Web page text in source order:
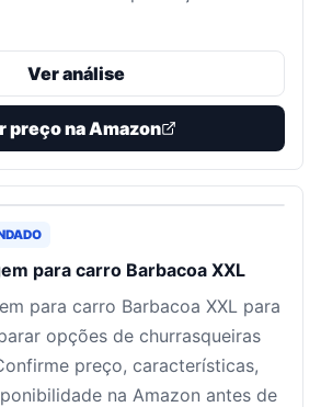
Ver análise
preço na Amazon
para carro Barbacoa XXL
para carro Barbacoa XXL para
opções de churrasqueiras
preço, características,
na Amazon antes de